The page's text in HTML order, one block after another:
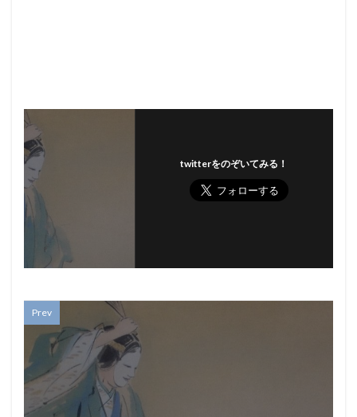
twitterをのぞいてみる！
Prev